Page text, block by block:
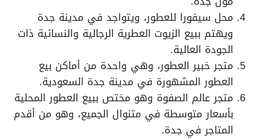
محل سيفورا للعطور، ويتواجد في مدينة جدة
ويهتم ببيع الزيوت العطرية الرجالية والنسائية ذات
الجودة العالية.
متجر خبير العطور، وهي واحدة من أماكن بيع
العطور المشهورة في مدينة جدة السعودية.
متجر عالم الصفوة وهو مختص ببيع العطور المحلية
بأسعار متوسطة في متنوال الجميع، وهو من أقدم
المتاجر في جدة.